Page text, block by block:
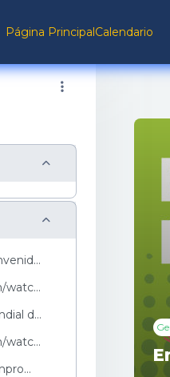
Página PrincipalCalendario
Colapsar
Colapsar
INTRODUCCIÓNHola Bienvenid@s a este curso sobre: E...
https://www.youtube.com/watch?v=ROKyHQP1S28&...
Según la organización mundial de la salud (OMS), m...
https://www.youtube.com/watch?v=FdRa-SWSktQ&...
Toda empresa tiene el compromiso de promover espac...